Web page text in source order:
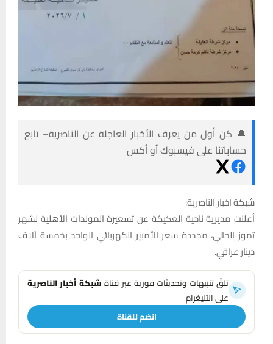
🔔 كن أول من يعرف الأخبار العاجلة عن الناصرية– تابع
حساباتنا على فيسبوك أو أكس
شبكة اخبار الناصرية:
أعلنت مديرية ناحية العكيكة عن تسعيرة المولدات الأهلية لشهر
تموز الحالي، محددة سعر الأمبير الكهربائي الواحد بخمسة آلاف
دينار عراقي.
تلقَّ تنبيهات وتحديثات فورية عبر قناةشبكة أخبار الناصرية
على التليغرام
انضم للقناة